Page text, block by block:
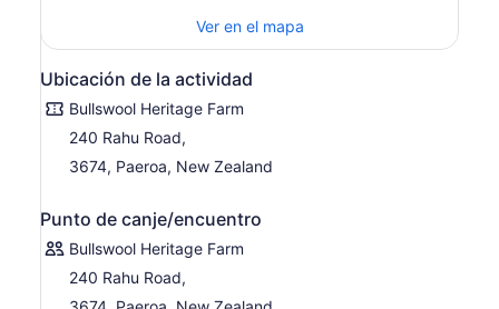
Ver en el mapa
Ubicación de la actividad
Bullswool Heritage Farm
240 Rahu Road,
3674, Paeroa, New Zealand
Punto de canje/encuentro
Bullswool Heritage Farm
240 Rahu Road,